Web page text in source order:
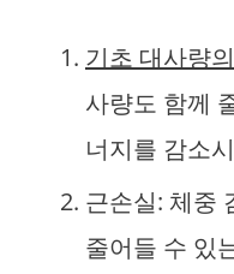
기초 대사량
사량도 함께
너지를 감소
근손실: 체중
줄어들 수 있